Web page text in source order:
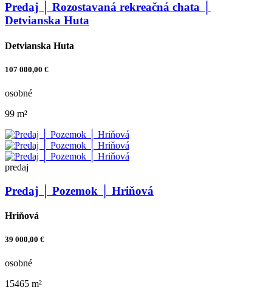
Predaj │ Rozostavaná rekreačná chata │
Detvianska Huta
Detvianska Huta
107 000,00 €
osobné
99 m²
predaj
Predaj │ Pozemok │ Hriňová
Hriňová
39 000,00 €
osobné
15465 m²